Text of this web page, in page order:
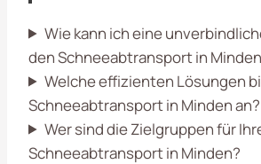
Wie kann ich eine
den Schneeabtransport in
Welche effizienten Lösungen
Schneeabtransport in Minden an?
Wer sind die Zielgruppen für
Schneeabtransport in Minden?